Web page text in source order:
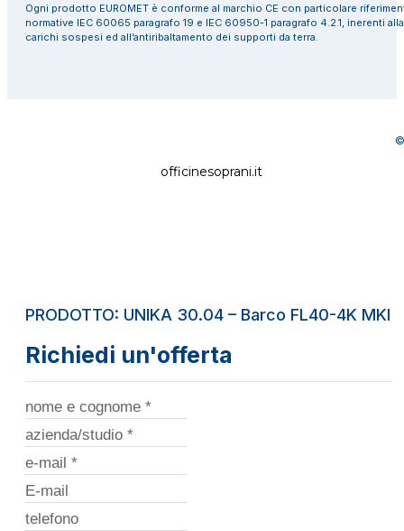
Ogni prodotto EUROMET è conforme al marchio CE con particolare
normative IEC 60065 paragrafo 19 e IEC 60950-1 paragrafo 4.2.1, inerenti
carichi sospesi ed all’antiribaltamento dei supporti da terra.
©
officinesoprani.it
PRODOTTO: UNIKA 30.04 – Barco FL40-4K MKII
Richiedi un'offerta